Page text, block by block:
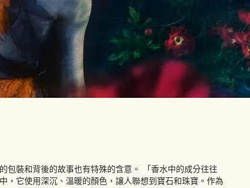
包裝和背後的故事也有特殊的含意。 「香水中的成分往往
，它使用深沉、溫暖的顏色，讓人聯想到寶石和珠寶。作為